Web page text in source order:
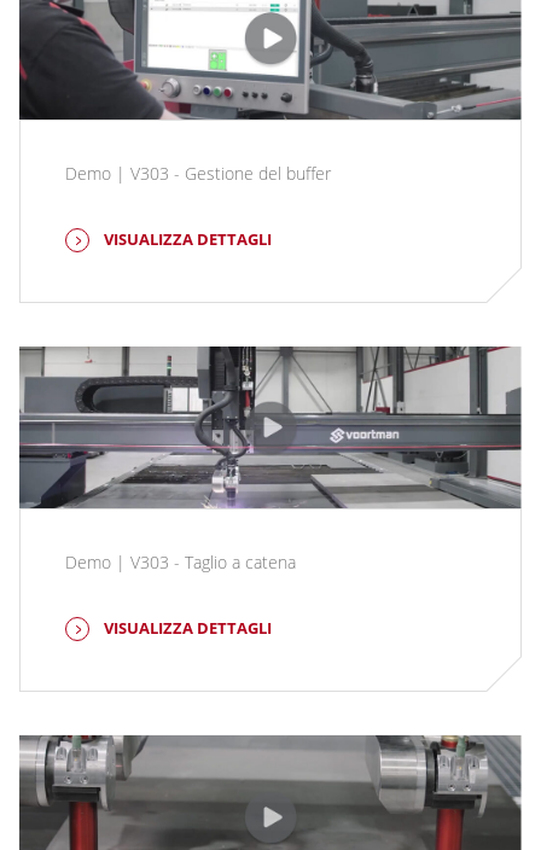
Demo | V303 - Gestione del buffer
VISUALIZZA DETTAGLI
Demo | V303 - Taglio a catena
VISUALIZZA DETTAGLI